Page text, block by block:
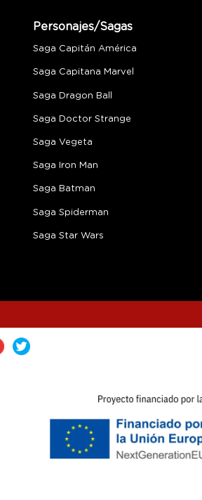
Personajes/Sagas
Saga Capitán América
Saga Capitana Marvel
Saga Dragon Ball
Saga Doctor Strange
Saga Vegeta
Saga Iron Man
Saga Batman
Saga Spiderman
Saga Star Wars